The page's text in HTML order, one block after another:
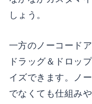
しょう。
一方のノーコード
ドラッグ＆ドロッ
イズできます。ノ
でなくても仕組み